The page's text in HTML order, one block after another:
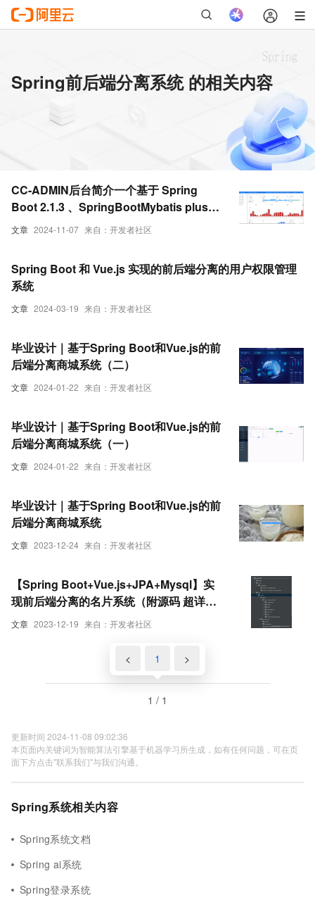
Spring前后端分离系统 的相关内容
文章 2024-11-07 来自：开发者社区
CC-ADMIN后台简介一个基于 Spring
Boot 2.1.3 、SpringBootMybatis plus、
JWT、Shiro、Redis、Vue quasar 的前
文章 2024-03-19 来自：开发者社区
Spring Boot 和 Vue.js 实现的前后端分离的用户权限管理
系统
文章 2024-01-22 来自：开发者社区
毕业设计｜基于Spring Boot和Vue.js的前
后端分离商城系统（二）
文章 2024-01-22 来自：开发者社区
毕业设计｜基于Spring Boot和Vue.js的前
后端分离商城系统（一）
文章 2023-12-24 来自：开发者社区
毕业设计｜基于Spring Boot和Vue.js的前
后端分离商城系统
文章 2023-12-19 来自：开发者社区
【Spring Boot+Vue.js+JPA+Mysql】实
现前后端分离的名片系统（附源码 超详细
必看 可作为大作业使用）
< 1 >
1 / 1
更新时间 2024-11-08 09:02:36
本页面内关键词为智能算法引擎基于机器学习所生成，如有任何问题，可在页
面下方点击"联系我们"与我们沟通。
Spring系统相关内容
Spring系统文档
Spring ai系统
Spring登录系统